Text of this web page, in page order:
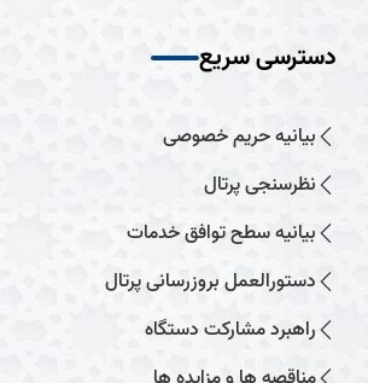
دسترسی سریع
بیانیه حریم خصوصی
نظرسنجی پرتال
بیانیه سطح توافق خدمات
دستورالعمل بروزرسانی پرتال
راهبرد مشارکت دستگاه